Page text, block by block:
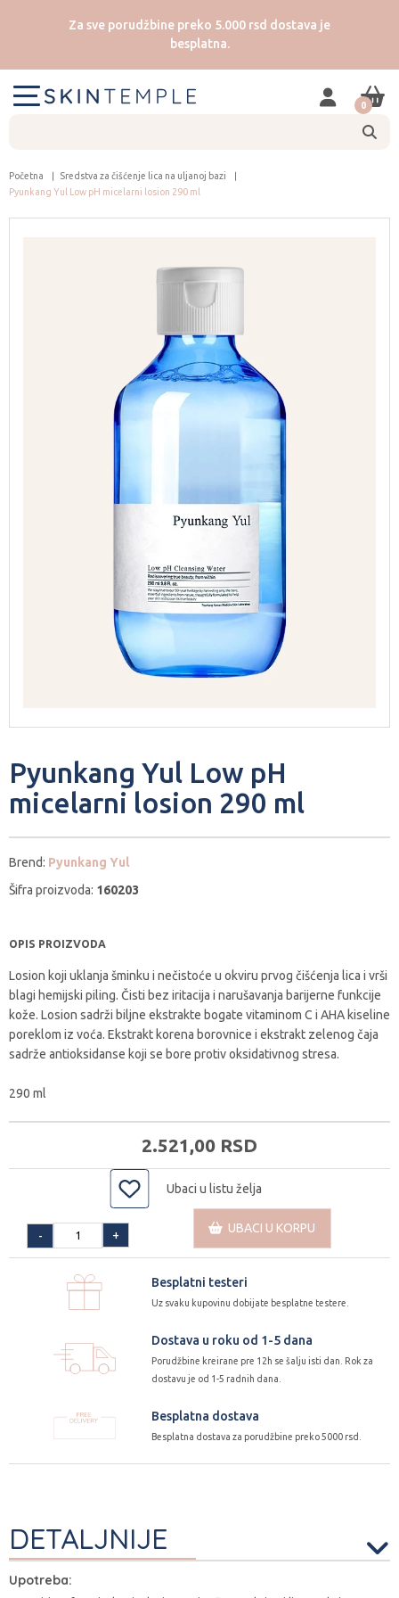
Za sve porudžbine preko 5.000 rsd dostava je
besplatna.
0
Početna
Sredstva za čišćenje lica na uljanoj bazi
Pyunkang Yul Low pH micelarni losion 290 ml
Pyunkang Yul Low pH
micelarni losion 290 ml
Brend: Pyunkang Yul
Šifra proizvoda: 160203
OPIS PROIZVODA
Losion koji uklanja šminku i nečistoće u okviru prvog čišćenja lica i vrši
blagi hemijski piling. Čisti bez iritacija i narušavanja barijerne funkcije
kože. Losion sadrži biljne ekstrakte bogate vitaminom C i AHA kiseline
poreklom iz voća. Ekstrakt korena borovnice i ekstrakt zelenog čaja
sadrže antioksidanse koji se bore protiv oksidativnog stresa.
290 ml
2.521,00 RSD
+
-
Ubaci u listu želja
UBACI U KORPU
Besplatni testeri
Uz svaku kupovinu dobijate besplatne testere.
Dostava u roku od 1-5 dana
Porudžbine kreirane pre 12h se šalju isti dan. Rok za
dostavu je od 1-5 radnih dana.
Besplatna dostava
Besplatna dostava za porudžbine preko 5000 rsd.
DETALJNIJE
Upotreba: